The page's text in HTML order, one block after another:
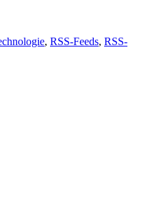
, RSS-Feeds, RSS-